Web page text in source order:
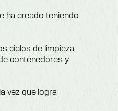
ha creado teniendo
ciclos de limpieza
contenedores y
vez que logra